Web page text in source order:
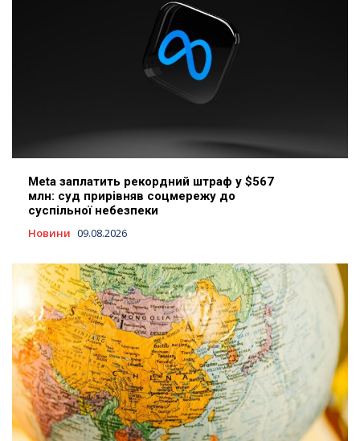
Meta заплатить рекордний штраф у $567
млн: суд прирівняв соцмережу до
суспільної небезпеки
Новини 09.08.2026